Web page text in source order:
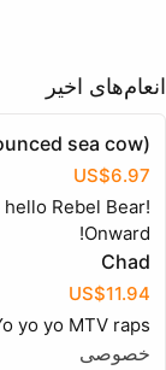
انعام‌های اخیر
sea cow)
US$6.97
Rebel Bear!
Onward!
Chad
US$11.94
yo yo MTV raps!
خصوصی